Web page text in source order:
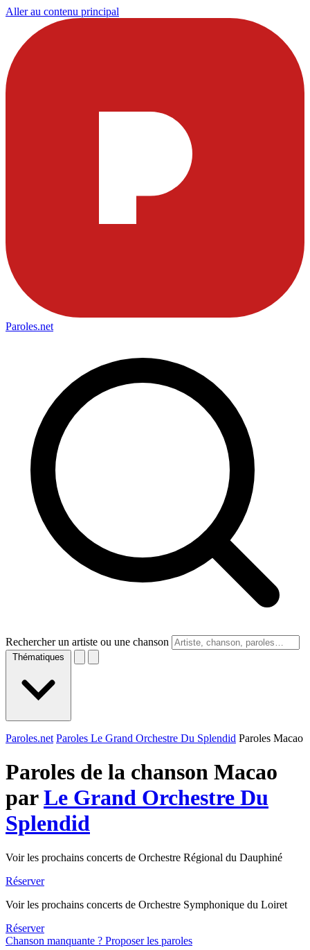
Aller au contenu principal
Paroles.net
Rechercher un artiste ou une chanson
Thématiques
Paroles.net Paroles Le Grand Orchestre Du Splendid Paroles Macao
Paroles de la chanson Macao
parLe Grand Orchestre Du
Splendid
Voir les prochains concerts de Orchestre Régional du Dauphiné
Réserver
Voir les prochains concerts de Orchestre Symphonique du Loiret
Réserver
Chanson manquante ? Proposer les paroles